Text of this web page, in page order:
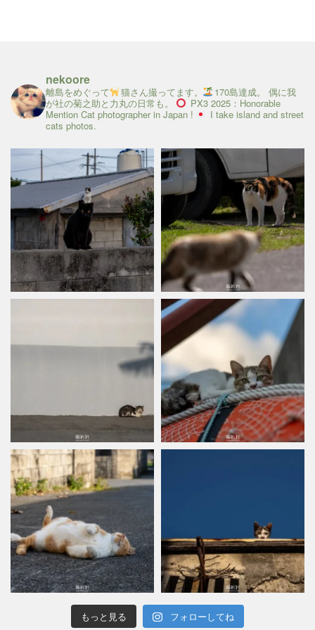
nekoore
離島をめぐって 猫さん撮ってます。 170島達成。
偶に我
が社の菊之助と力丸の日常も。
PX3 2025：Honorable
Mention Cat photographer in Japan !
I take island and street
cats photos.
もっと見る フォローしてね